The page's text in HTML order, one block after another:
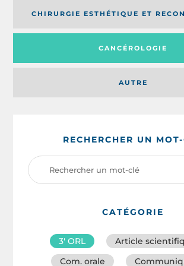
AUTRE
CHIRURGIE ESTHÉTIQUE ET
CANCÉROLOGIE
RECHERCHER UN
CATÉGORIE
3′ ORL
Article
Com. orale